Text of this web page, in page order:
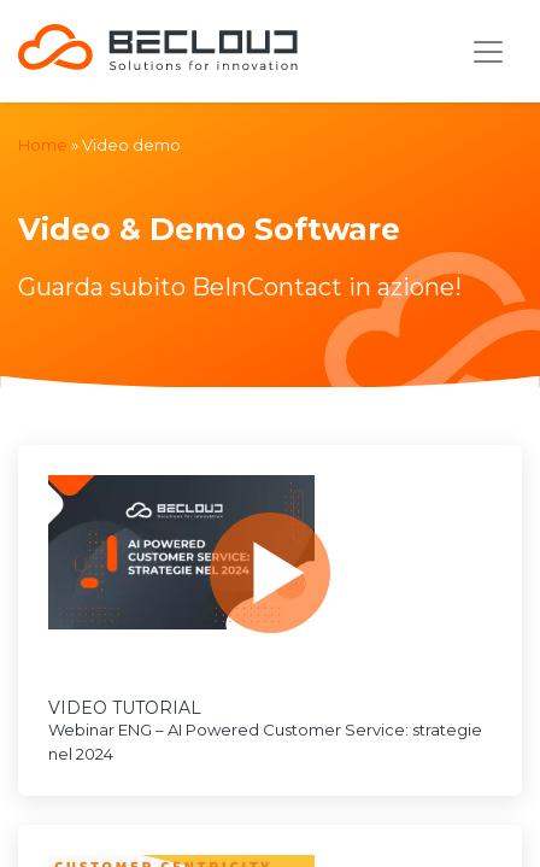
Home »Video demo
Video & Demo Software
Guarda subito BeInContact in azione!
VIDEO TUTORIAL
Webinar ENG – AI Powered Customer Service: strategie
nel 2024